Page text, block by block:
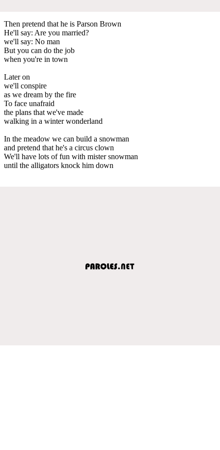
Then pretend that he is Parson Brown
He'll say: Are you married?
we'll say: No man
But you can do the job
when you're in town
Later on
we'll conspire
as we dream by the fire
To face unafraid
the plans that we've made
walking in a winter wonderland
In the meadow we can build a snowman
and pretend that he's a circus clown
We'll have lots of fun with mister snowman
until the alligators knock him down